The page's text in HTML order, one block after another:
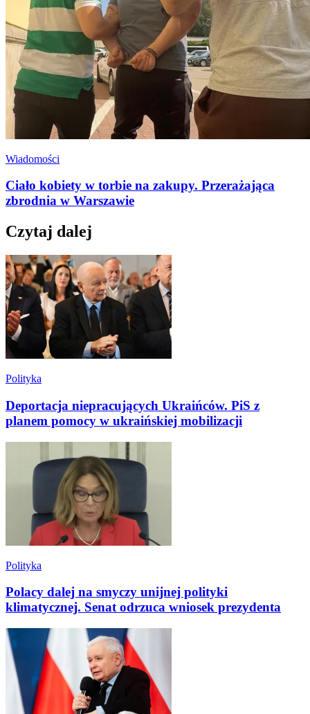
Wiadomości
Ciało kobiety w torbie na zakupy. Przerażająca
zbrodnia w Warszawie
Czytaj dalej
Polityka
Deportacja niepracujących Ukraińców. PiS z
planem pomocy w ukraińskiej mobilizacji
Polityka
Polacy dalej na smyczy unijnej polityki
klimatycznej. Senat odrzuca wniosek prezydenta